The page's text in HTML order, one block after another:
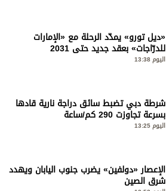
«ديل تورو» يمدّد الرحلة مع «الإمارات
للدرّاجات» بعقد جديد حتى 2031
اليوم 13:38
شرطة دبي تضبط سائق دراجة نارية قادها
بسرعة تجاوزت 290 كم/ساعة
اليوم 13:25
الإعصار «دولفين» يضرب جنوب اليابان ويهدد
شرق الصين